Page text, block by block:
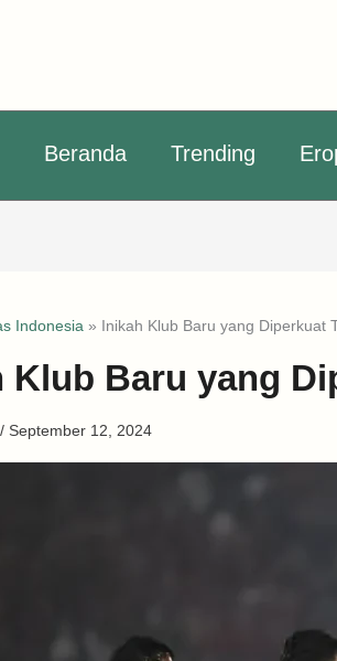
Beranda Trending
Indonesia » Inikah Klub Baru yang Diperkuat
Klub Baru yang
/ September 12, 2024